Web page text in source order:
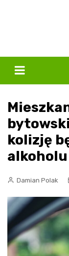
kolizję
alkoholu
Damian Polak